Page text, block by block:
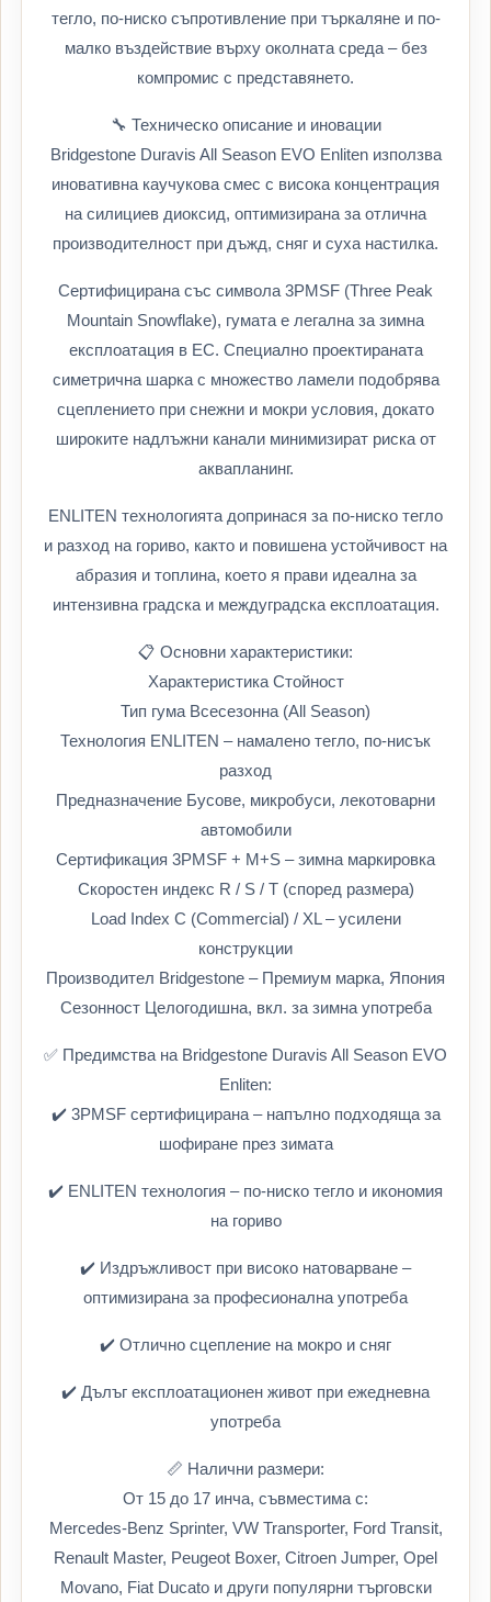
тегло, по-ниско съпротивление при търкаляне и по-
малко въздействие върху околната среда – без
компромис с представянето.
🔧 Техническо описание и иновации
Bridgestone Duravis All Season EVO Enliten използва
иновативна каучукова смес с висока концентрация
на силициев диоксид, оптимизирана за отлична
производителност при дъжд, сняг и суха настилка.
Сертифицирана със символа 3PMSF (Three Peak
Mountain Snowflake), гумата е легална за зимна
експлоатация в ЕС. Специално проектираната
симетрична шарка с множество ламели подобрява
сцеплението при снежни и мокри условия, докато
широките надлъжни канали минимизират риска от
аквапланинг.
ENLITEN технологията допринася за по-ниско тегло
и разход на гориво, както и повишена устойчивост на
абразия и топлина, което я прави идеална за
интензивна градска и междуградска експлоатация.
📋 Основни характеристики:
Характеристика Стойност
Тип гума Всесезонна (All Season)
Технология ENLITEN – намалено тегло, по-нисък
разход
Предназначение Бусове, микробуси, лекотоварни
автомобили
Сертификация 3PMSF + M+S – зимна маркировка
Скоростен индекс R / S / T (според размера)
Load Index C (Commercial) / XL – усилени
конструкции
Производител Bridgestone – Премиум марка, Япония
Сезонност Целогодишна, вкл. за зимна употреба
✅ Предимства на Bridgestone Duravis All Season EVO
Enliten:
✔️ 3PMSF сертифицирана – напълно подходяща за
шофиране през зимата
✔️ ENLITEN технология – по-ниско тегло и икономия
на гориво
✔️ Издръжливост при високо натоварване –
оптимизирана за професионална употреба
✔️ Отлично сцепление на мокро и сняг
✔️ Дълъг експлоатационен живот при ежедневна
употреба
📏 Налични размери:
От 15 до 17 инча, съвместима с:
Mercedes-Benz Sprinter, VW Transporter, Ford Transit,
Renault Master, Peugeot Boxer, Citroen Jumper, Opel
Movano, Fiat Ducato и други популярни търговски